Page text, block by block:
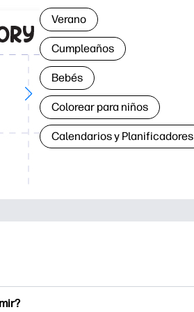
Verano
Cumpleaños
Bebés
Colorear para niños
Calendarios y Planificadores